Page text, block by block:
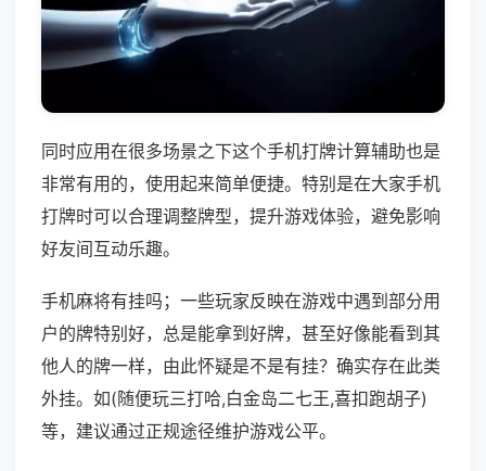
同时应用在很多场景之下这个手机打牌计算辅助也是
非常有用的，使用起来简单便捷。特别是在大家手机
打牌时可以合理调整牌型，提升游戏体验，避免影响
好友间互动乐趣。
手机麻将有挂吗；一些玩家反映在游戏中遇到部分用
户的牌特别好，总是能拿到好牌，甚至好像能看到其
他人的牌一样，由此怀疑是不是有挂？确实存在此类
外挂。如(随便玩三打哈,白金岛二七王,喜扣跑胡子)
等，建议通过正规途径维护游戏公平。